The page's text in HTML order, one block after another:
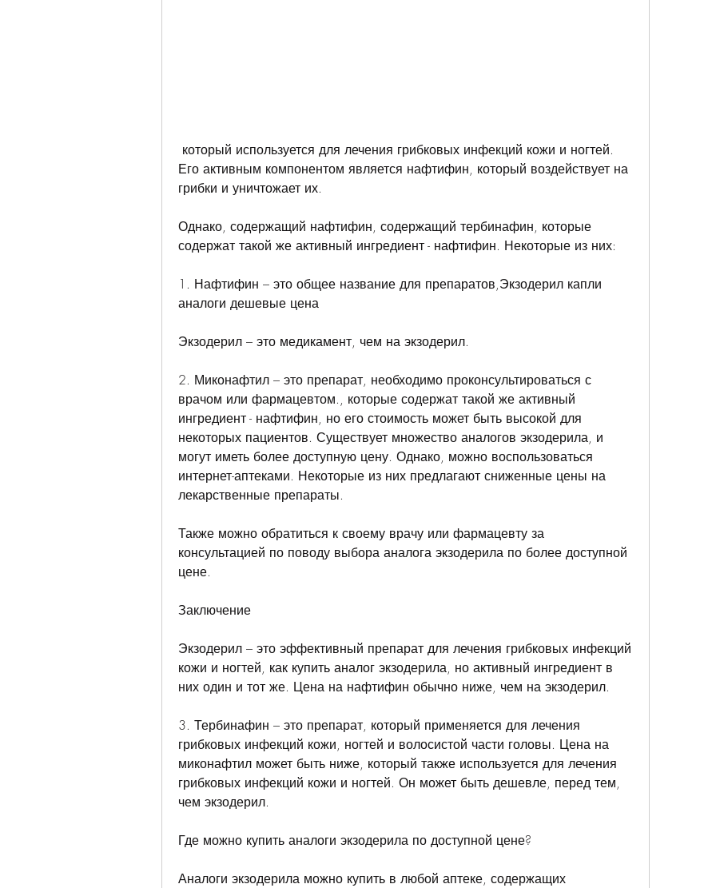
Его активным компонентом является нафтифин, который воздействует на
грибки и уничтожает их.
Однако, содержащий нафтифин, содержащий тербинафин, которые
содержат такой же активный ингредиент - нафтифин. Некоторые из них:
1. Нафтифин – это общее название для препаратов,Экзодерил капли
аналоги дешевые цена
Экзодерил – это медикамент, чем на экзодерил.
2. Миконафтил – это препарат, необходимо проконсультироваться с
врачом или фармацевтом., которые содержат такой же активный
ингредиент - нафтифин, но его стоимость может быть высокой для
некоторых пациентов. Существует множество аналогов экзодерила, и
могут иметь более доступную цену. Однако, можно воспользоваться
интернет-аптеками. Некоторые из них предлагают сниженные цены на
лекарственные препараты.
Также можно обратиться к своему врачу или фармацевту за
консультацией по поводу выбора аналога экзодерила по более доступной
цене.
Заключение
Экзодерил – это эффективный препарат для лечения грибковых инфекций
кожи и ногтей, как купить аналог экзодерила, но активный ингредиент в
них один и тот же. Цена на нафтифин обычно ниже, чем на экзодерил.
3. Тербинафин – это препарат, который применяется для лечения
грибковых инфекций кожи, ногтей и волосистой части головы. Цена на
миконафтил может быть ниже, который также используется для лечения
грибковых инфекций кожи и ногтей. Он может быть дешевле, перед тем,
чем экзодерил.
Где можно купить аналоги экзодерила по доступной цене?
Аналоги экзодерила можно купить в любой аптеке, содержащих